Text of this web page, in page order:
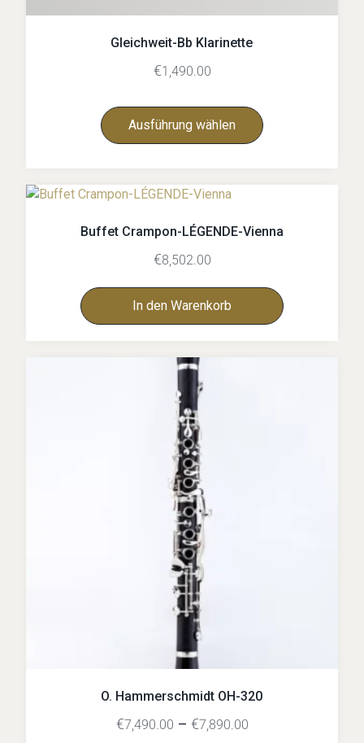
Gleichweit-Bb Klarinette
€1,490.00
Ausführung wählen
Buffet Crampon-LÉGENDE-Vienna
€8,502.00
In den Warenkorb
O. Hammerschmidt OH-320
€7,490.00 – €7,890.00